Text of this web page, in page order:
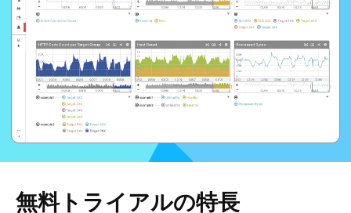
無料トライアルの特長